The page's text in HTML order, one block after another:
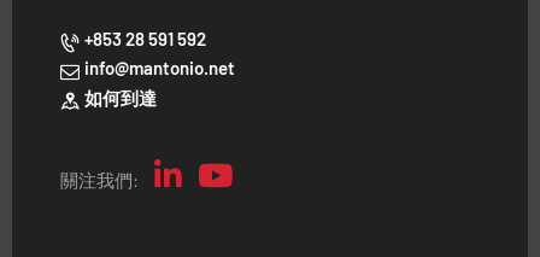
+853 28 591 592
info@mantonio.net
如何到達
關注我們: